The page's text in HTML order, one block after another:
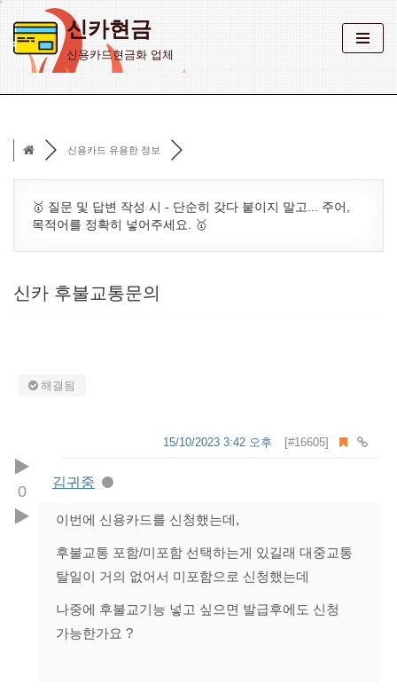
콘
너
신카현금
신용카드현금화 업체
신용카드 유용한 정보
🥇 질문 및 답변 작성 시 - 단순히 갖다 붙이지 말고... 주어,
목적어를 정확히 넣어주세요. 🥇
신카 후불교통문의
해결됨
0
[#16605]
15/10/2023 3:42 오후
김귀중
이번에 신용카드를 신청했는데,
후불교통 포함/미포함 선택하는게 있길래 대중교통
탈일이 거의 없어서 미포함으로 신청했는데
나중에 후불교기능 넣고 싶으면 발급후에도 신청
가능한가요 ?